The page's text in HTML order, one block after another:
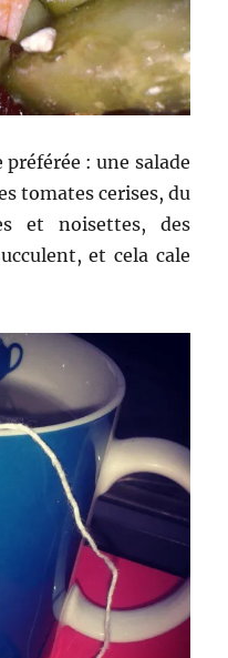
préférée : une salade
tomates cerises, du
et noisettes, des
et cela cale